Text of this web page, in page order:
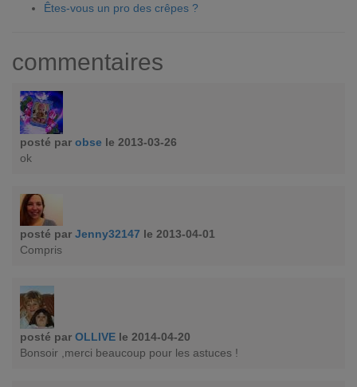
Êtes-vous un pro des crêpes ?
commentaires
posté par obse le 2013-03-26
ok
posté par Jenny32147 le 2013-04-01
Compris
posté par OLLIVE le 2014-04-20
Bonsoir ,merci beaucoup pour les astuces !